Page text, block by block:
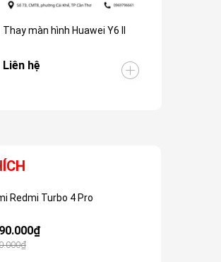
Thay màn hình Huawei Y6 II
Liên hệ
Redmi Turbo 4 Pro